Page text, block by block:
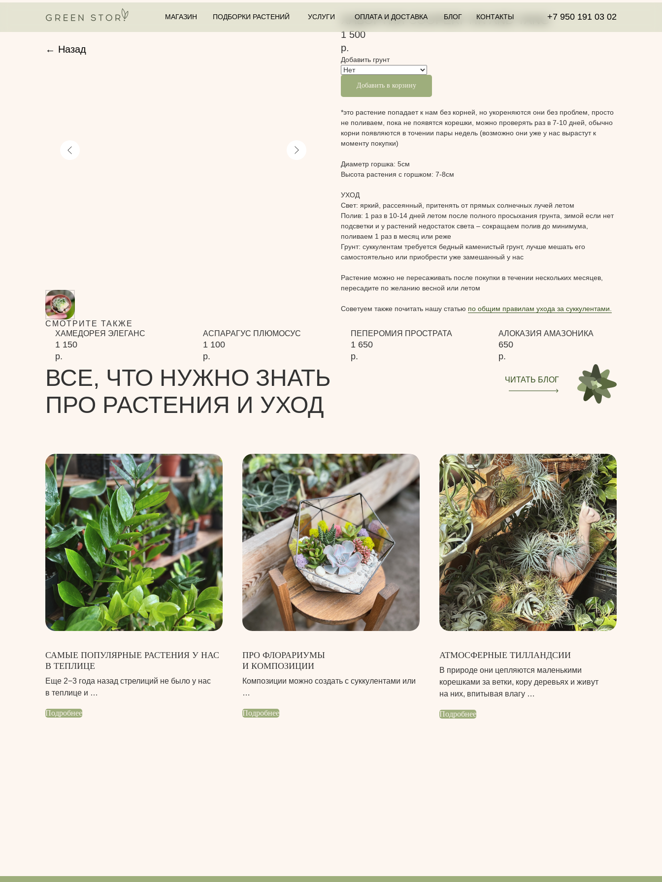
+7 950 191 03 02
МАГАЗИН УСЛУГИ ОПЛАТА И ДОСТАВКА БЛОГ КОНТАКТЫ
ПОДБОРКИ РАСТЕНИЙ
← Назад
ХАВОРТИЯ COOPERI YIN AND YANG
1 500
р.
Добавить грунт
Добавить в корзину
*это растение попадает к нам без корней, но укореняются они без проблем, просто
не поливаем, пока не появятся корешки, можно проверять раз в 7-10 дней, обычно
корни появляются в точении пары недель (возможно они уже у нас вырастут к
моменту покупки)
Диаметр горшка: 5см
Высота растения с горшком: 7-8см
УХОД
Свет: яркий, рассеянный, притенять от прямых солнечных лучей летом
Полив: 1 раз в 10-14 дней летом после полного просыхания грунта, зимой если нет
подсветки и у растений недостаток света – сокращаем полив до минимума,
поливаем 1 раз в месяц или реже
Грунт: суккулентам требуется бедный каменистый грунт, лучше мешать его
самостоятельно или приобрести уже замешанный у нас
Растение можно не пересаживать после покупки в течении нескольких месяцев,
пересадите по желанию весной или летом
Советуем также почитать нашу статью по общим правилам ухода за суккулентами.
СМОТРИТЕ ТАКЖЕ
ХАМЕДОРЕЯ ЭЛЕГАНС
1 150
р.
АСПАРАГУС ПЛЮМОСУС
1 100
р.
ПЕПЕРОМИЯ ПРОСТРАТА
1 650
р.
АЛОКАЗИЯ АМАЗОНИКА
650
р.
ВСЕ, ЧТО НУЖНО ЗНАТЬ
ПРО РАСТЕНИЯ И УХОД
ЧИТАТЬ БЛОГ
САМЫЕ ПОПУЛЯРНЫЕ РАСТЕНИЯ У НАС
В ТЕПЛИЦЕ
Еще 2−3 года назад стрелиций не было у нас
в теплице и …
Подробнее
ПРО ФЛОРАРИУМЫ
И КОМПОЗИЦИИ
Композиции можно создать с суккулентами или
…
Подробнее
АТМОСФЕРНЫЕ ТИЛЛАНДСИИ
В природе они цепляются маленькими
корешками за ветки, кору деревьях и живут
на них, впитывая влагу …
Подробнее